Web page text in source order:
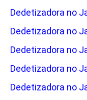
Dedetizadora no
Dedetizadora no
Dedetizadora no
Dedetizadora no
Dedetizadora no